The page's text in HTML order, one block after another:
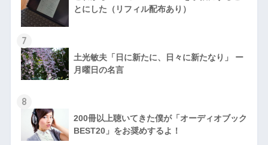
とにした（リフィル配布あり）
7
土光敏夫「日に新たに、日々に新たなり」 ー
月曜日の名言
8
200冊以上聴いてきた僕が「オーディオブック
BEST20」をお奨めするよ！